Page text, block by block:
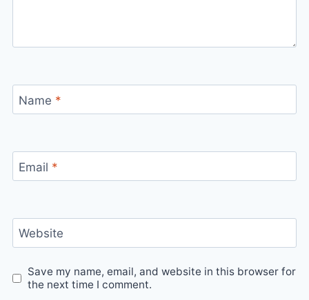
Name *
Email *
Website
Save my name, email, and website in this browser for
the next time I comment.